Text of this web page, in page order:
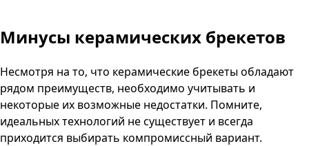
Минусы керамических брекетов
Несмотря на то, что керамические брекеты обладают
рядом преимуществ, необходимо учитывать и
некоторые их возможные недостатки. Помните,
идеальных технологий не существует и всегда
приходится выбирать компромиссный вариант.